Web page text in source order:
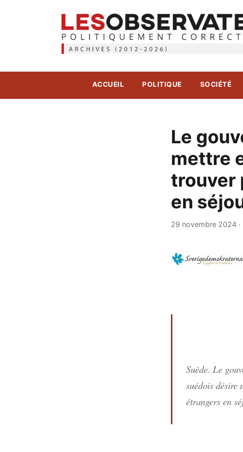
ACCUEIL POLITIQUE SOCIÉTÉ
Le
mettre
trouver
en
29 novembre 2024 ·
Suède. Le
suédois désire
étrangers en